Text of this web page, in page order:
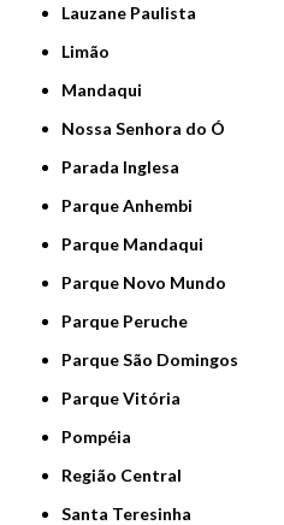
Lauzane Paulista
Limão
Mandaqui
Nossa Senhora do Ó
Parada Inglesa
Parque Anhembi
Parque Mandaqui
Parque Novo Mundo
Parque Peruche
Parque São Domingos
Parque Vitória
Pompéia
Região Central
Santa Teresinha